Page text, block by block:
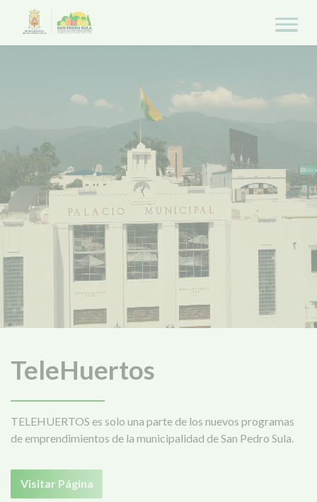
TeleHuertos
TELEHUERTOS es solo una parte de los nuevos programas
de emprendimientos de la municipalidad de San Pedro Sula.
Visitar Página